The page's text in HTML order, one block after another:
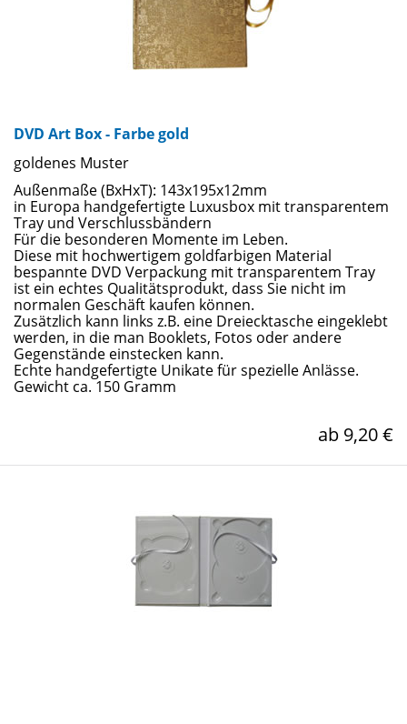
DVD Art Box - Farbe gold
goldenes Muster
Außenmaße (BxHxT): 143x195x12mm
in Europa handgefertigte Luxusbox mit transparentem
Tray und Verschlussbändern
Für die besonderen Momente im Leben.
Diese mit hochwertigem goldfarbigen Material
bespannte DVD Verpackung mit transparentem Tray
ist ein echtes Qualitätsprodukt, dass Sie nicht im
normalen Geschäft kaufen können.
Zusätzlich kann links z.B. eine Dreiecktasche eingeklebt
werden, in die man Booklets, Fotos oder andere
Gegenstände einstecken kann.
Echte handgefertigte Unikate für spezielle Anlässe.
Gewicht ca. 150 Gramm
ab 9,20 €